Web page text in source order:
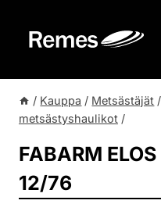
sisältöön
/ Kauppa / Metsästäjät /
metsästyshaulikot /
FABARM
12/76